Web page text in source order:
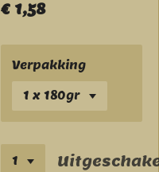
€ 1,58
Verpakking